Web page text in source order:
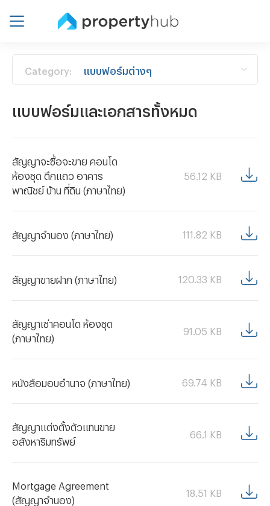
Category: แบบฟอร์มต่างๆ
แบบฟอร์มและเอกสารทั้งหมด
สัญญาจะซื้อจะขาย คอนโด
ห้องชุด ตึกแถว อาคาร
พาณิชย์ บ้าน ที่ดิน (ภาษาไทย)
56.12 KB
สัญญาจำนอง (ภาษาไทย) 111.82 KB
สัญญาขายฝาก (ภาษาไทย) 120.33 KB
สัญญาเช่าคอนโด ห้องชุด
(ภาษาไทย)
91.05 KB
หนังสือมอบอำนาจ (ภาษาไทย) 69.74 KB
สัญญาแต่งตั้งตัวแทนขาย
อสังหาริมทรัพย์
66.1 KB
Mortgage Agreement
(สัญญาจำนอง)
18.51 KB